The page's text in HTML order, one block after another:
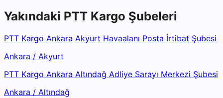
Yakındaki PTT Kargo Şubeleri
PTT Kargo Ankara Akyurt Havaalanı Posta İrtibat Şubesi
Ankara / Akyurt
PTT Kargo Ankara Altındağ Adliye Sarayı Merkezi Şubesi
Ankara / Altındağ